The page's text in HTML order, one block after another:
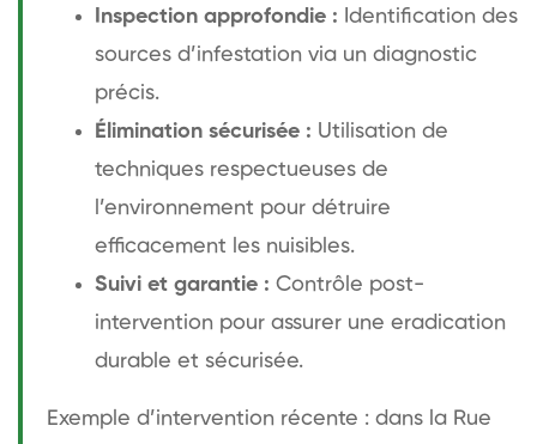
Inspection approfondie : Identification des
sources d’infestation via un diagnostic
précis.
Élimination sécurisée : Utilisation de
techniques respectueuses de
l’environnement pour détruire
efficacement les nuisibles.
Suivi et garantie : Contrôle post-
intervention pour assurer une eradication
durable et sécurisée.
Exemple d’intervention récente : dans la Rue